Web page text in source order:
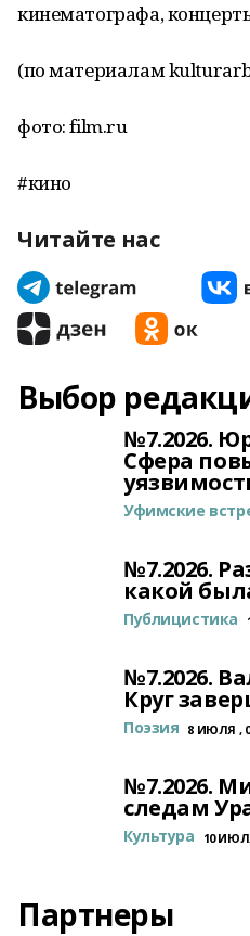
кинематографа,
(по материалам
фото: film.ru
#кино
Читайте нас
Выбор
№7.2026.
Сфера
Уфимские
№7.2026.
какой
Публицистика
№7.2026.
Круг
Поэзия 8 ИЮЛЯ ,
№7.2026.
следам
Культура 10
Партнеры